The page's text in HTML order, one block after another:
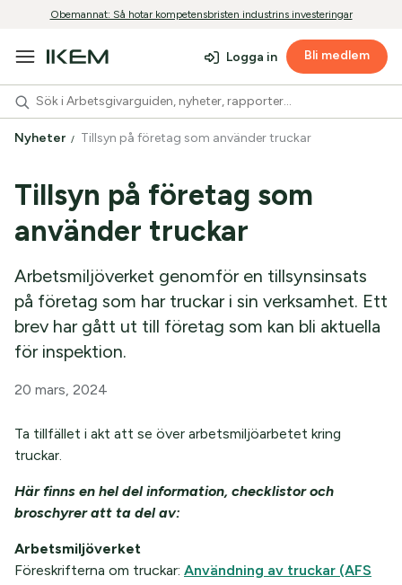
Obemannat: Så hotar kompetensbristen industrins investeringar
Logga in Bli medlem
Nyheter Tillsyn på företag som använder truckar
Tillsyn på företag som
använder truckar
Arbetsmiljöverket genomför en tillsynsinsats
på företag som har truckar i sin verksamhet. Ett
brev har gått ut till företag som kan bli aktuella
för inspektion.
20 mars, 2024
Ta tillfället i akt att se över arbetsmiljöarbetet kring
truckar.
Här finns en hel del information, checklistor och
broschyrer att ta del av:
Arbetsmiljöverket
Föreskrifterna om truckar: Användning av truckar (AFS